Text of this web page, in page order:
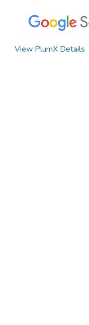
View PlumX Details